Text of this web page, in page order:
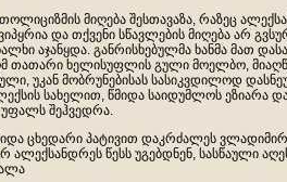
მიღება შესთავაზა, რაზეც
და თქვენი სწავლების მიღება არ
აჯანყდა. განრისხებულმა ხანმა მათ
თათარი ხელისუფლის გული მოელბო,
უკან მობრუნებისას სასიკვდილოდ
სახელით, წმიდა საიდუმლოს ეზიარა
უფალს შეჰვედრა.
ცხედარი პატივით დაკრძალეს
ალექსანდრეს წესს უგებდნენ, სასწაული